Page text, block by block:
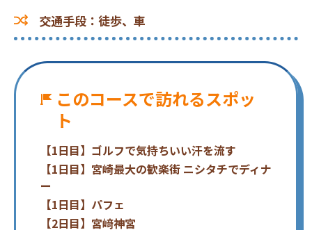
交通手段 ： 徒歩、車
このコースで訪れるスポッ
ト
【1日目】ゴルフで気持ちいい汗を流す
【1日目】宮崎最大の歓楽街 ニシタチでディナ
ー
【1日目】パフェ
【2日目】宮﨑神宮